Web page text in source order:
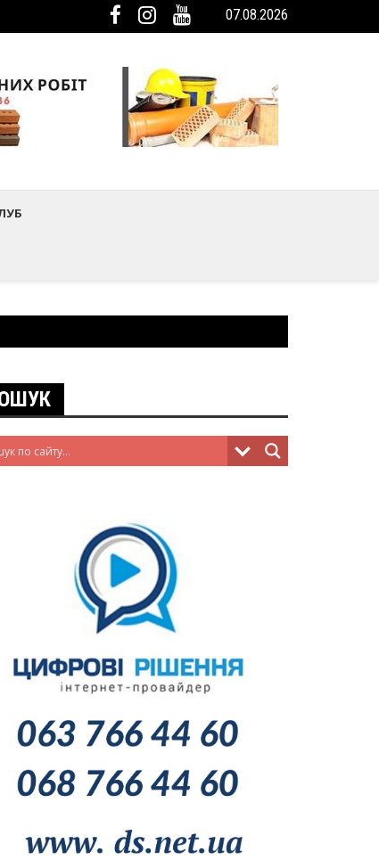
Шептицького району
громада була представлена на Європейському регіональному
07.08.2026